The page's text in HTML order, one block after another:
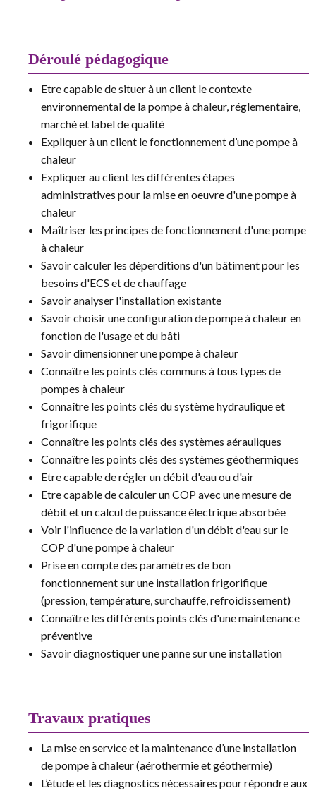
Déroulé pédagogique
Etre capable de situer à un client le contexte
environnemental de la pompe à chaleur, réglementaire,
marché et label de qualité
Expliquer à un client le fonctionnement d’une pompe à
chaleur
Expliquer au client les différentes étapes
administratives pour la mise en oeuvre d'une pompe à
chaleur
Maîtriser les principes de fonctionnement d'une pompe
à chaleur
Savoir calculer les déperditions d'un bâtiment pour les
besoins d'ECS et de chauffage
Savoir analyser l'installation existante
Savoir choisir une configuration de pompe à chaleur en
fonction de l'usage et du bâti
Savoir dimensionner une pompe à chaleur
Connaître les points clés communs à tous types de
pompes à chaleur
Connaître les points clés du système hydraulique et
frigorifique
Connaître les points clés des systèmes aérauliques
Connaître les points clés des systèmes géothermiques
Etre capable de régler un débit d'eau ou d'air
Etre capable de calculer un COP avec une mesure de
débit et un calcul de puissance électrique absorbée
Voir l'influence de la variation d'un débit d'eau sur le
COP d'une pompe à chaleur
Prise en compte des paramètres de bon
fonctionnement sur une installation frigorifique
(pression, température, surchauffe, refroidissement)
Connaître les différents points clés d'une maintenance
préventive
Savoir diagnostiquer une panne sur une installation
Travaux pratiques
La mise en service et la maintenance d’une installation
de pompe à chaleur (aérothermie et géothermie)
L’étude et les diagnostics nécessaires pour répondre aux